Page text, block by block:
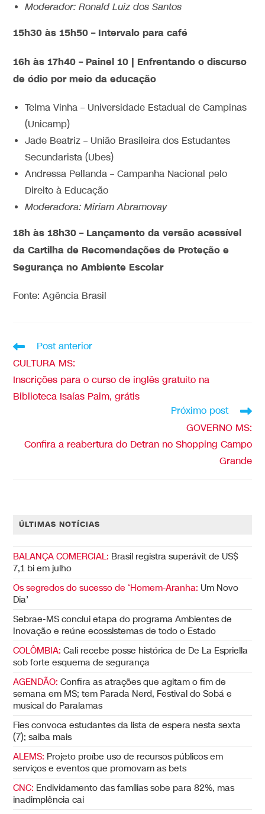
Moderador: Ronald Luiz dos Santos
15h30 às 15h50 – Intervalo para café
16h às 17h40 – Painel 10 | Enfrentando o discurso
de ódio por meio da educação
Telma Vinha – Universidade Estadual de Campinas
(Unicamp)
Jade Beatriz – União Brasileira dos Estudantes
Secundarista (Ubes)
Andressa Pellanda – Campanha Nacional pelo
Direito à Educação
Moderadora: Miriam Abramovay
18h às 18h30 – Lançamento da versão acessível
da Cartilha de Recomendações de Proteção e
Segurança no Ambiente Escolar
Fonte: Agência Brasil
Post anterior
CULTURA MS:
Inscrições para o curso de inglês gratuito na
Biblioteca Isaías Paim, grátis
Próximo post
GOVERNO MS:
Confira a reabertura do Detran no Shopping Campo
Grande
ÚLTIMAS NOTÍCIAS
BALANÇA COMERCIAL: Brasil registra superávit de US$
7,1 bi em julho
Os segredos do sucesso de ‘Homem-Aranha: Um Novo
Dia’
Sebrae-MS conclui etapa do programa Ambientes de
Inovação e reúne ecossistemas de todo o Estado
COLÔMBIA: Cali recebe posse histórica de De La Espriella
sob forte esquema de segurança
AGENDÃO: Confira as atrações que agitam o fim de
semana em MS; tem Parada Nerd, Festival do Sobá e
musical do Paralamas
Fies convoca estudantes da lista de espera nesta sexta
(7); saiba mais
ALEMS: Projeto proíbe uso de recursos públicos em
serviços e eventos que promovam as bets
CNC: Endividamento das famílias sobe para 82%, mas
inadimplência cai